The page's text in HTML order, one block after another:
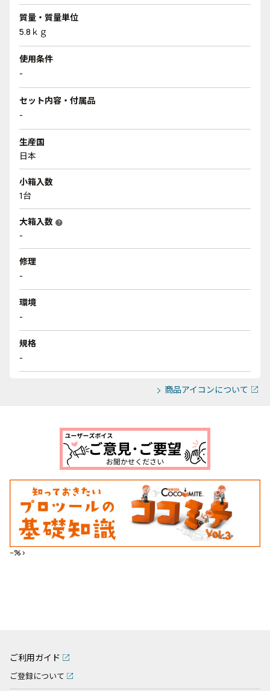
質量・質量単位
5.8ｋｇ
使用条件
-
セット内容・付属品
-
生産国
日本
小箱入数
1台
大箱入数 help
-
修理
-
環境
-
規格
-
商品アイコンについて
--%>
ご利用ガイド
ご登録について